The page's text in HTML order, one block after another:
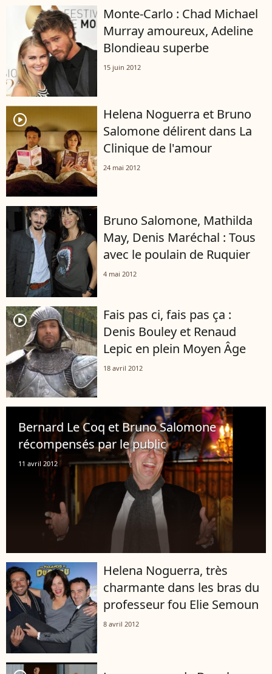
Monte-Carlo : Chad Michael
Murray amoureux, Adeline
Blondieau superbe
15 juin 2012
player2
Helena Noguerra et Bruno
Salomone délirent dans La
Clinique de l'amour
24 mai 2012
Bruno Salomone, Mathilda
May, Denis Maréchal : Tous
avec le poulain de Ruquier
4 mai 2012
player2
Fais pas ci, fais pas ça :
Denis Bouley et Renaud
Lepic en plein Moyen Âge
18 avril 2012
Bernard Le Coq et Bruno Salomone
récompensés par le public
11 avril 2012
Helena Noguerra, très
charmante dans les bras du
professeur fou Elie Semoun
8 avril 2012